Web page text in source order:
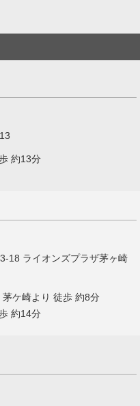
約13分
18 ライオンズプラザ茅ヶ崎
ケ崎より 徒歩 約8分
約14分